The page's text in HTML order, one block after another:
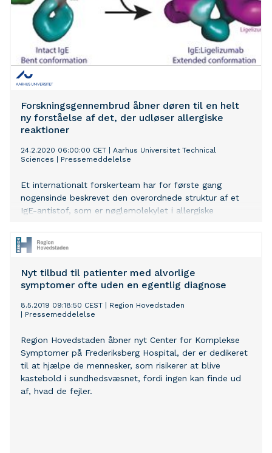
Forskningsgennembrud åbner døren til en helt
ny forståelse af det, der udløser allergiske
reaktioner
24.2.2020 06:00:00 CET
Aarhus Universitet Technical
Sciences
Pressemeddelelse
Et internationalt forskerteam har for første gang
nogensinde beskrevet den overordnede struktur af et
IgE-antistof, som er nøglemolekylet i allergiske
elektronmikroskopi, giver vigtig indsigt i allergiske
reaktioners grundlæggende mekanismer og kan bane
Forskningsresultaterne er netop publiceret i det
videnskabelige tidsskrift Allergy.
Nyt tilbud til patienter med alvorlige
symptomer ofte uden en egentlig diagnose
8.5.2019 09:18:50 CEST
Region Hovedstaden
Pressemeddelelse
Region Hovedstaden åbner nyt Center for Komplekse
Symptomer på Frederiksberg Hospital, der er dedikeret
til at hjælpe de mennesker, som risikerer at blive
kastebold i sundhedsvæsnet, fordi ingen kan finde ud
af, hvad de fejler.